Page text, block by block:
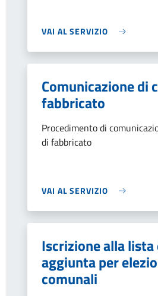
VAI AL SERVIZIO
Comunicazione di
fabbricato
Procedimento di
di fabbricato
VAI AL SERVIZIO
Iscrizione alla
aggiunta per
comunali